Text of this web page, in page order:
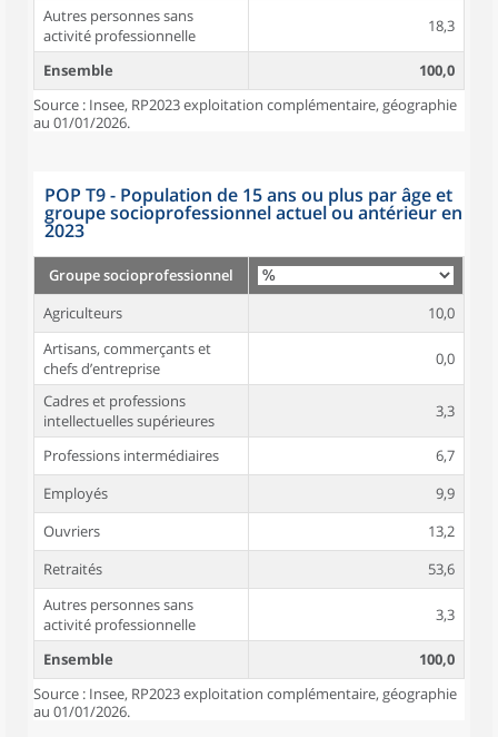
Autres personnes sans
activité professionnelle
18,3
Ensemble
100,0
Source : Insee, RP2023 exploitation complémentaire, géographie
au 01/01/2026.
POP T9 - Population de 15 ans ou plus par âge et
groupe socioprofessionnel actuel ou antérieur en
2023
Groupe socioprofessionnel
Agriculteurs
10,0
Artisans, commerçants et
chefs d’entreprise
0,0
Cadres et professions
intellectuelles supérieures
3,3
Professions intermédiaires
6,7
Employés
9,9
Ouvriers
13,2
Retraités
53,6
Autres personnes sans
activité professionnelle
3,3
Ensemble
100,0
Source : Insee, RP2023 exploitation complémentaire, géographie
au 01/01/2026.